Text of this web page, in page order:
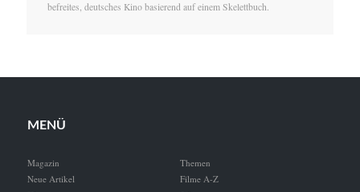
befreites, deutsches Kino basierend auf einem Skelettbuch.
MENÜ
Magazin
Neue Artikel
Themen
Filme A-Z